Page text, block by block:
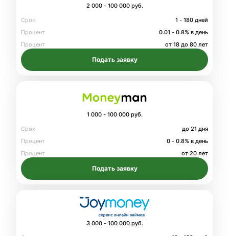
2 000 - 100 000 руб.
Срок
1 - 180 дней
Процент
0.01 - 0.8% в день
Процент
от 18 до 80 лет
Подать заявку
1 000 - 100 000 руб.
Срок
до 21 дня
Процент
0 - 0.8% в день
Процент
от 20 лет
Подать заявку
3 000 - 100 000 руб.